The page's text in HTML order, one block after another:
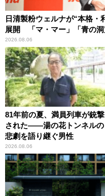
日清製粉ウェルナが“本格
展開 「マ・マー」「青の
2026.08.06
81年前の夏、満員列車が銃撃
された――湯の花トンネルの
悲劇を語り継ぐ男性
2026.08.06